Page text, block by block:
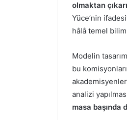
olmaktan
Yüce’nin
hâlâ temel
Modelin
bu
analizi
masa başında